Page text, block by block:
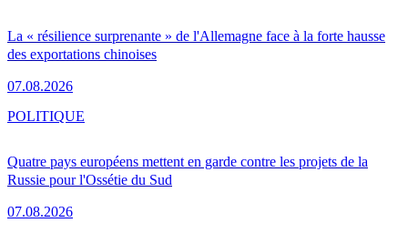
La « résilience surprenante » de l'Allemagne face à la forte hausse
des exportations chinoises
07.08.2026
Quatre pays européens mettent en garde contre les projets de la
Russie pour l'Ossétie du Sud
07.08.2026
POLITIQUE